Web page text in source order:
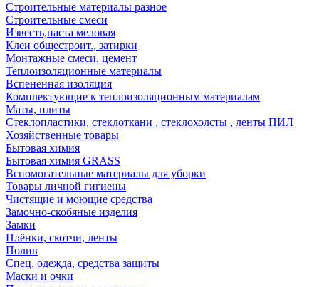
Строительные материалы разное
Строительные смеси
Известь,паста меловая
Клеи общестроит., затирки
Монтажные смеси, цемент
Теплоизоляционные материалы
Вспененная изоляция
Комплектующие к теплоизоляционным материалам
Маты, плиты
Стеклопластики, стеклоткани , стеклохолсты , ленты ПИЛ
Хозяйственные товары
Бытовая химия
Бытовая химия GRASS
Вспомогательные материалы для уборки
Товары личной гигиены
Чистящие и моющие средства
Замочно-скобяные изделия
Замки
Плёнки, скотчи, ленты
Полив
Спец. одежда, средства защиты
Маски и очки